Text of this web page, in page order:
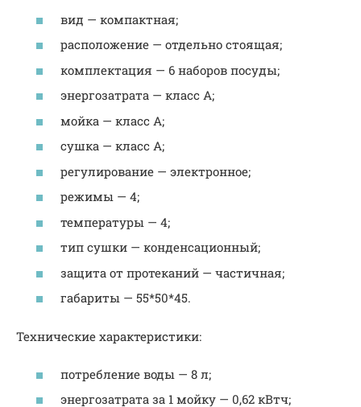
вид — компактная;
расположение — отдельно стоящая;
комплектация — 6 наборов посуды;
энергозатрата — класс А;
мойка — класс А;
сушка — класс А;
регулирование — электронное;
режимы — 4;
температуры — 4;
тип сушки — конденсационный;
защита от протеканий — частичная;
габариты — 55*50*45.
Технические характеристики:
потребление воды — 8 л;
энергозатрата за 1 мойку — 0,62 кВтч;